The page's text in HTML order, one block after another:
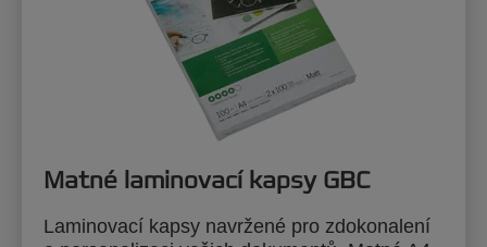
Matné laminovací kapsy GBC
Laminovací kapsy navržené pro zdokonalení